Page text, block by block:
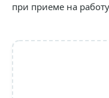
при приеме на